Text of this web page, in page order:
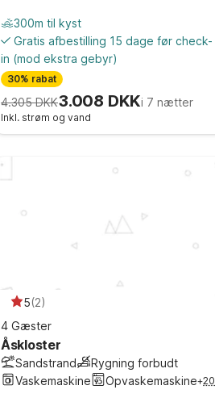
300m til kyst
Gratis afbestilling 15 dage før check-
in (mod ekstra gebyr)
30% rabat
4.305 DKK3.008 DKKi 7 nætter
Inkl. strøm og vand
5(2)
4 Gæster
Åskloster
Sandstrand
Rygning forbudt
Vaskemaskine
Opvaskemaskine+20